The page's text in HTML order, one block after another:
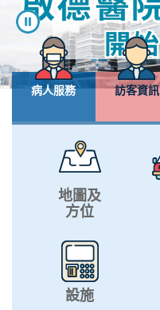
病人服務 訪客資訊
地圖及
方位
設施